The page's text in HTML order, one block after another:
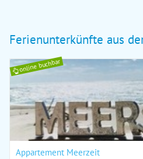
Ferienunterkünfte aus
online buchbar
Appartement Meerzeit